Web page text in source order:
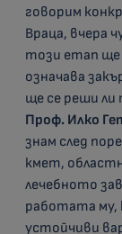
говорим
Враца, вчера
този етап ще
означава
ще се реши ли
Проф. Илко
знам след
кмет,
лечебното
работата му,
устойчиви